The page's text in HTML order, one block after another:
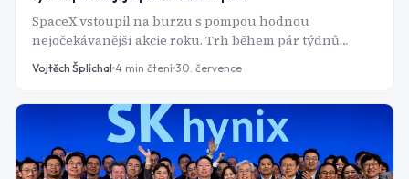
SpaceX vstoupil na burzu s pompou hodnou
nejočekávanější akcie roku. Trh během pár týdnů
ukázal, proč je nadšení kolem prvního dne
obchodování často špatný rádce.
Vojtěch Šplíchal 4 min čtení 30. července